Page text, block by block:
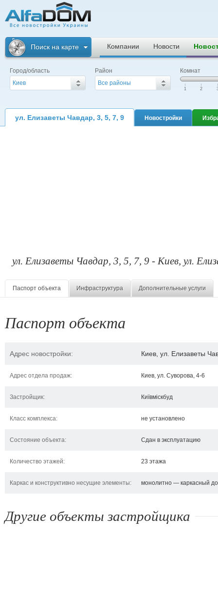
новостройки
Украины
Поиск на карте Компании Новости
Город/область
Киев
Район
Все районы
Комнат
|
1
|
2
|
ул. Елизаветы Чавдар, 3, 5, 7, 9 Новостройки
ул. Елизаветы Чавдар, 3, 5, 7, 9 - Киев, ул.
Паспорт объекта Инфраструктура Дополнительные услуги
Паспорт объекта
Адрес новостройки: Киев, ул. Елизаветы
Адрес отдела продаж: Киев, ул. Суворова, 4-6
Застройщик: Київміскбуд
Класс комплекса: не установлено
Состояние объекта: Сдан в эксплуатацию
Количество этажей: 23 этажа
Каркас и конструктивно несущие элементы: монолитно — каркасный
Другие объекты застройщика
ул. Белицкого/пер. Розовый просп. Правды, 5